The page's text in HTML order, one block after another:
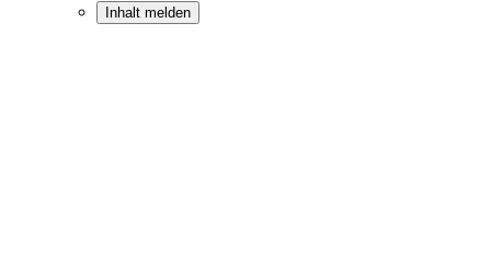
Inhalt melden